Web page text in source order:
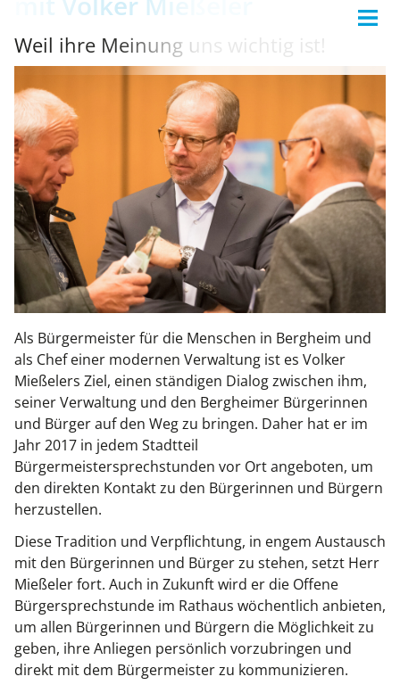
Weil ihre Meinung uns wichtig ist!
Als Bürgermeister für die Menschen in Bergheim und
als Chef einer modernen Verwaltung ist es Volker
Mießelers Ziel, einen ständigen Dialog zwischen ihm,
seiner Verwaltung und den Bergheimer Bürgerinnen
und Bürger auf den Weg zu bringen. Daher hat er im
Jahr 2017 in jedem Stadtteil
Bürgermeistersprechstunden vor Ort angeboten, um
den direkten Kontakt zu den Bürgerinnen und Bürgern
herzustellen.
Diese Tradition und Verpflichtung, in engem Austausch
mit den Bürgerinnen und Bürger zu stehen, setzt Herr
Mießeler fort. Auch in Zukunft wird er die Offene
Bürgersprechstunde im Rathaus wöchentlich anbieten,
um allen Bürgerinnen und Bürgern die Möglichkeit zu
geben, ihre Anliegen persönlich vorzubringen und
direkt mit dem Bürgermeister zu kommunizieren.